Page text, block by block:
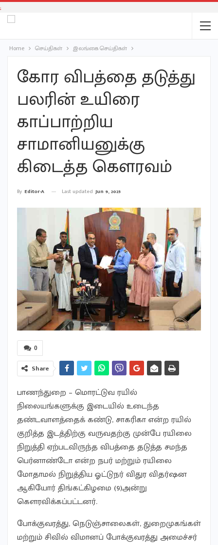
;
Home செய்திகள் இலங்கை செய்திகள்
கோர விபத்தை தடுத்து
பலரின் உயிரை
காப்பாற்றிய
சாமானியனுக்கு
கிடைத்த கௌரவம்
By Editor-A Last updated Jun 9, 2025
0
Share
பாணந்துறை – மொரட்டுவ ரயில்
நிலையங்களுக்கு இடையில் உடைந்த
தண்டவாளத்தைக் கண்டு, சாகரிகா என்ற ரயில்
குறித்த இடத்திற்கு வருவதற்கு முன்பே ரயிலை
நிறுத்தி ஏற்படவிருந்த விபத்தை தடுத்த சமந்த
பெர்னாண்டோ என்ற நபர் மற்றும் ரயிலை
மோதாமல் நிறுத்திய ஓட்டுநர் விதுர விதர்ஷன
ஆகியோர் திங்கட்கிழமை (9)அன்று
கௌரவிக்கப்பட்டனர்.
போக்குவரத்து, நெடுஞ்சாலைகள், துறைமுகங்கள்
மற்றும் சிவில் விமானப் போக்குவரத்து அமைச்சர்